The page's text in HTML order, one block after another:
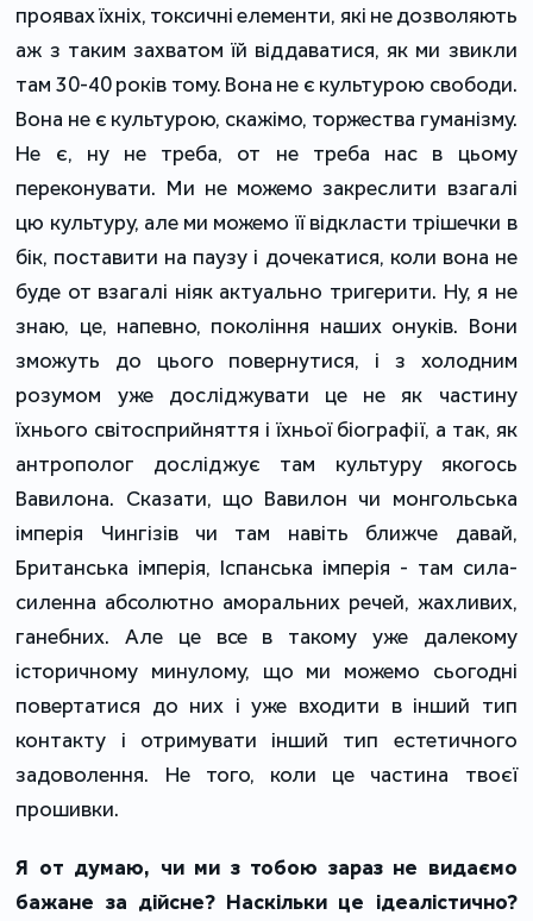
проявах їхніх, токсичні елементи, які не дозволяють
аж з таким захватом їй віддаватися, як ми звикли
там 30-40 років тому. Вона не є культурою свободи.
Вона не є культурою, скажімо, торжества гуманізму.
Не є, ну не треба, от не треба нас в цьому
переконувати. Ми не можемо закреслити взагалі
цю культуру, але ми можемо її відкласти трішечки в
бік, поставити на паузу і дочекатися, коли вона не
буде от взагалі ніяк актуально тригерити. Ну, я не
знаю, це, напевно, покоління наших онуків. Вони
зможуть до цього повернутися, і з холодним
розумом уже досліджувати це не як частину
їхнього світосприйняття і їхньої біографії, а так, як
антрополог досліджує там культуру якогось
Вавилона. Сказати, що Вавилон чи монгольська
імперія Чингізів чи там навіть ближче давай,
Британська імперія, Іспанська імперія - там сила-
силенна абсолютно аморальних речей, жахливих,
ганебних. Але це все в такому уже далекому
історичному минулому, що ми можемо сьогодні
повертатися до них і уже входити в інший тип
контакту і отримувати інший тип естетичного
задоволення. Не того, коли це частина твоєї
прошивки.
Я от думаю, чи ми з тобою зараз не видаємо
бажане за дійсне? Наскільки це ідеалістично?